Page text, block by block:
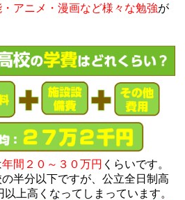
アニメ・漫画など様々な勉強が
年間２０～３０万円 くらいです。
半分以下ですが、公立全日制高
上高くなってしまっています。